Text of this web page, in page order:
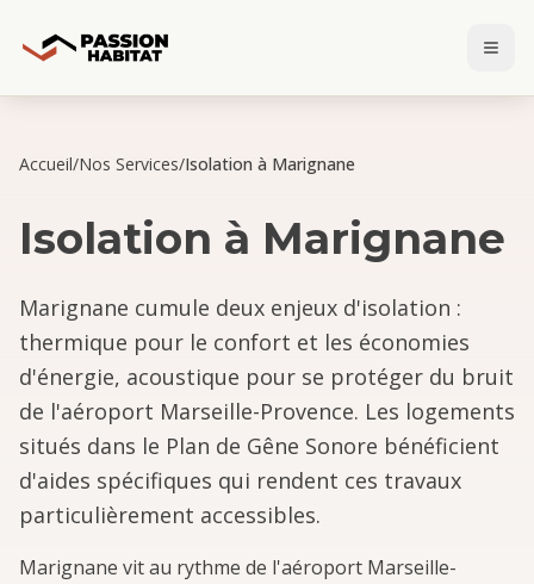
Accueil/Nos Services/Isolation à Marignane
Isolation à Marignane
Marignane cumule deux enjeux d'isolation :
thermique pour le confort et les économies
d'énergie, acoustique pour se protéger du bruit
de l'aéroport Marseille-Provence. Les logements
situés dans le Plan de Gêne Sonore bénéficient
d'aides spécifiques qui rendent ces travaux
particulièrement accessibles.
Marignane vit au rythme de l'aéroport Marseille-